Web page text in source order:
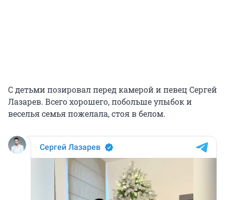
С детьми позировал перед камерой и певец Сергей
Лазарев. Всего хорошего, побольше улыбок и
веселья семья пожелала, стоя в белом.